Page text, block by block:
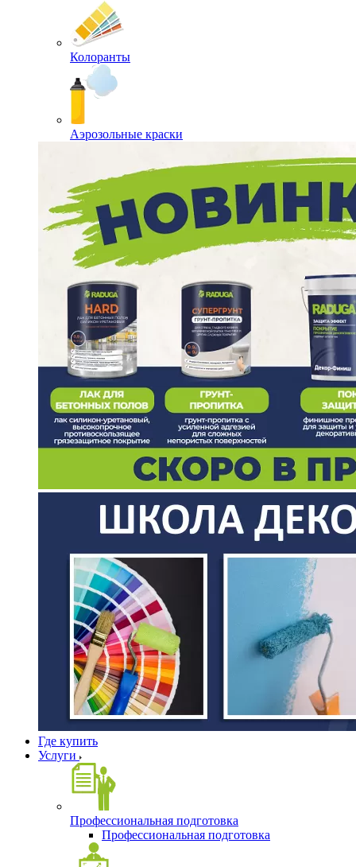
Колоранты
Аэрозольные краски
Где купить
Услуги
Профессиональная подготовка
Профессиональная подготовка